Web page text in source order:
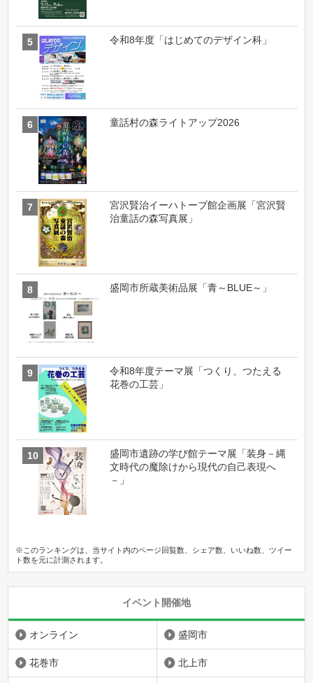
令和8年度「はじめてのデザイン科」
童話村の森ライトアップ2026
宮沢賢治イーハトーブ館企画展「宮沢賢
治童話の森写真展」
盛岡市所蔵美術品展「青～BLUE～」
令和8年度テーマ展「つくり、つたえる
花巻の工芸」
盛岡市遺跡の学び館テーマ展「装身－縄
文時代の魔除けから現代の自己表現へ
－」
※このランキングは、当サイト内のページ回覧数、シェア数、いいね数、ツイー
ト数を元に計測されます。
イベント開催地
オンライン 盛岡市
花巻市 北上市